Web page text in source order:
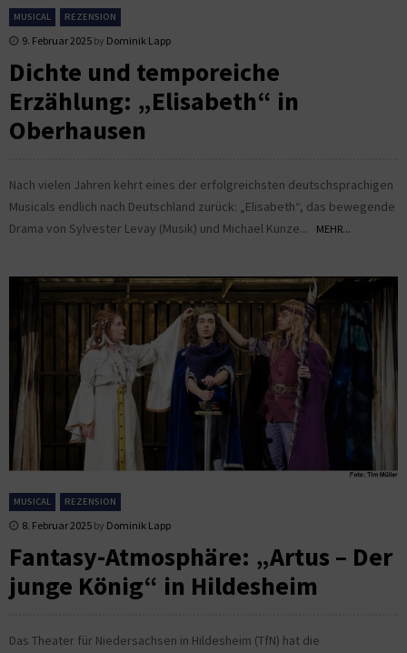
MUSICAL REZENSION
9. Februar 2025 by Dominik Lapp
Dichte und temporeiche
Erzählung: „Elisabeth“ in
Oberhausen
Nach vielen Jahren kehrt eines der erfolgreichsten deutschsprachigen
Musicals endlich nach Deutschland zurück: „Elisabeth“, das bewegende
Drama von Sylvester Levay (Musik) und Michael Kunze...
MEHR...
MUSICAL REZENSION
8. Februar 2025 by Dominik Lapp
Fantasy-Atmosphäre: „Artus – Der
junge König“ in Hildesheim
Das Theater für Niedersachsen in Hildesheim (TfN) hat die